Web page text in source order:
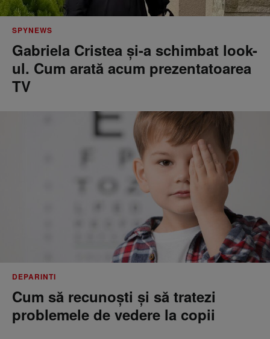
SPYNEWS
Gabriela Cristea și-a schimbat look-
ul. Cum arată acum prezentatoarea
TV
DEPARINTI
Cum să recunoști și să tratezi
problemele de vedere la copii